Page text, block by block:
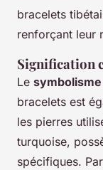
bracelets
renforçant leur
Signification
Le
bracelets est
les pierres
turquoise,
spécifiques.